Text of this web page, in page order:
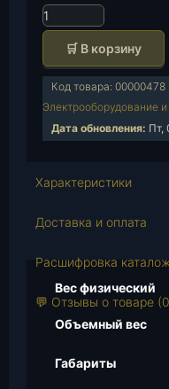
К
о
и
в
т
в
р
🛒 В корзину
Код товара: 00000478
Электрооборудование
Дата обновления: Пт,
Характеристики
Доставка и оплата
Расшифровка
💬 Отзывы о товаре
Вес физический
Объемный вес
Габариты